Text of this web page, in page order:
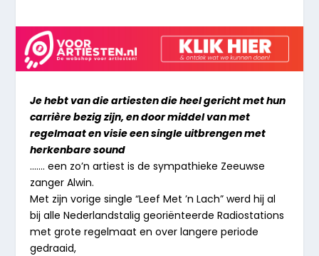
Je hebt van die artiesten die heel gericht met hun
carrière bezig zijn, en door middel van met
regelmaat en visie een single uitbrengen met
herkenbare sound
……. een zo’n artiest is de sympathieke Zeeuwse
zanger Alwin.
Met zijn vorige single “Leef Met ’n Lach” werd hij al
bij alle Nederlandstalig georiënteerde Radiostations
met grote regelmaat en over langere periode
gedraaid,